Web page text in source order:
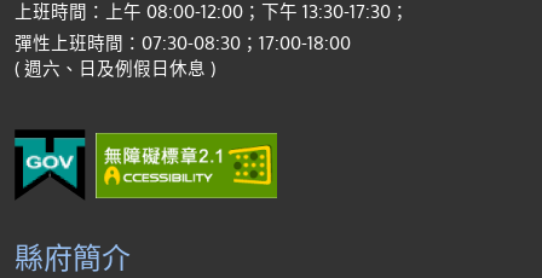
上班時間：上午 08:00-12:00；下午 13:30-17:30；
彈性上班時間：07:30-08:30；17:00-18:00
( 週六、日及例假日休息 )
縣府簡介